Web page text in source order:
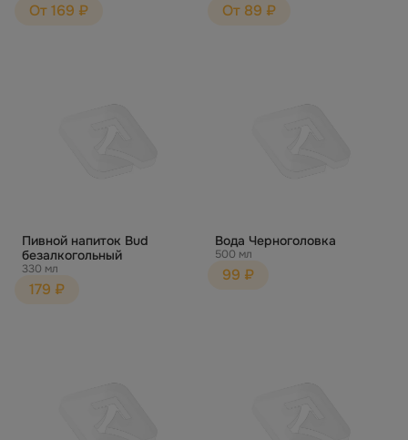
От 169 ₽ От 89 ₽
Пивной напиток Bud
безалкогольный
330 мл
179 ₽
Вода Черноголовка
500 мл
99 ₽